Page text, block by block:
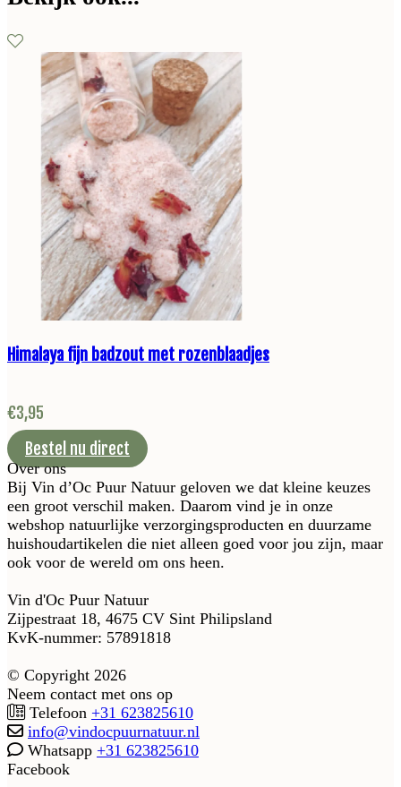
Himalaya fijn badzout met rozenblaadjes
€3,95
Bestel nu direct
Over ons
Bij Vin d’Oc Puur Natuur geloven we dat kleine keuzes
een groot verschil maken. Daarom vind je in onze
webshop natuurlijke verzorgingsproducten en duurzame
huishoudartikelen die niet alleen goed voor jou zijn, maar
ook voor de wereld om ons heen.
Vin d'Oc Puur Natuur
Zijpestraat 18, 4675 CV Sint Philipsland
KvK-nummer: 57891818
© Copyright 2026
Neem contact met ons op
Telefoon +31 623825610
info@vindocpuurnatuur.nl
Whatsapp +31 623825610
Facebook